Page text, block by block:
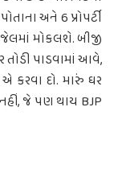
અને 6 પ્રોપર્ટી
મોકલશે. બીજી
પાડવામાં આવે,
દો. મારું ઘર
જે પણ થાય BJP